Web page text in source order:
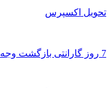
تحویل اکسپرس
7 روز گارانتی بازگشت وجه